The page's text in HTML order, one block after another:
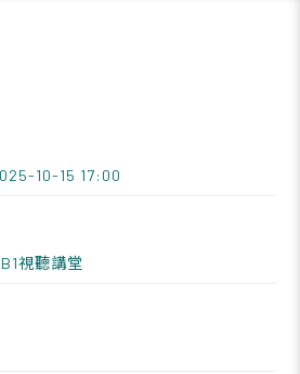
10-15 17:00
視聽講堂